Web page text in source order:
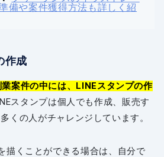
備や案件獲得方法も詳しく紹
作成
案件の中には、LINEスタンプの作
スタンプは個人でも作成、販売す
くの人がチャレンジしています。
描くことができる場合は、自分で